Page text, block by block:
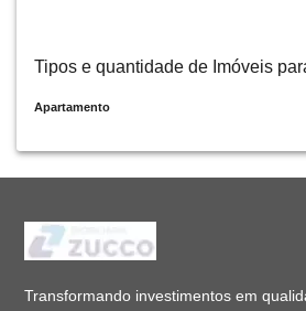
Tipos e quantidade de Imóveis
Apartamento
Transformando investimentos em